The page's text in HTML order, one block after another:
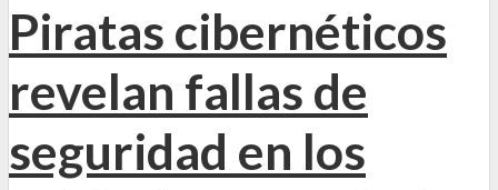
Piratas cibernéticos
revelan fallas de
seguridad en los